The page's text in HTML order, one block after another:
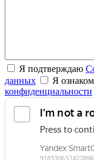
Я подтверждаю
данных
Я
конфиденциальности